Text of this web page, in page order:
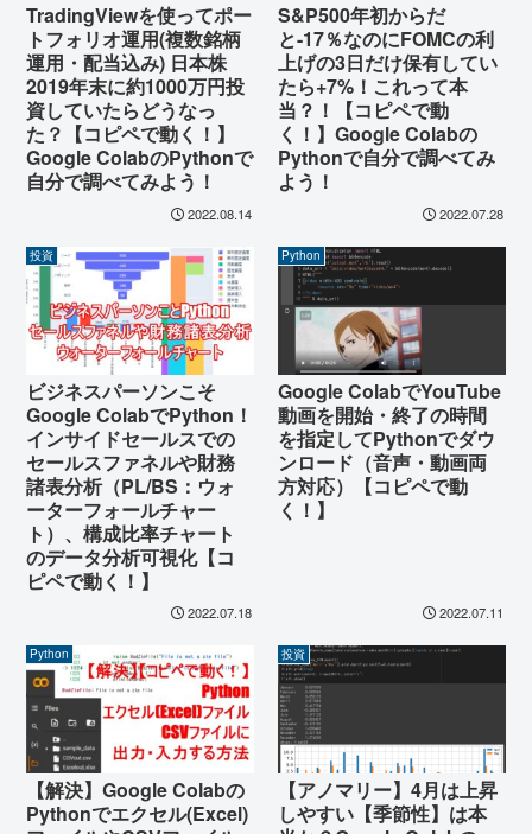
TradingViewを使ってポー
トフォリオ運用(複数銘柄
運用・配当込み) 日本株
2019年末に約1000万円投
資していたらどうなっ
た？【コピペで動く！】
Google ColabのPythonで
自分で調べてみよう！
2022.08.14
S&P500年初からだ
と-17％なのにFOMCの利
上げの3日だけ保有してい
たら+7%！これって本
当？！【コピペで動
く！】Google Colabの
Pythonで自分で調べてみ
よう！
2022.07.28
投資
ビジネスパーソンこそ
Google ColabでPython！
インサイドセールスでの
セールスファネルや財務
諸表分析（PL/BS：ウォ
ーターフォールチャー
ト）、構成比率チャート
のデータ分析可視化【コ
ピペで動く！】
2022.07.18
Python
Google ColabでYouTube
動画を開始・終了の時間
を指定してPythonでダウ
ンロード（音声・動画両
方対応）【コピペで動
く！】
2022.07.11
Python
【解決】Google Colabの
Pythonでエクセル(Excel)
投資
【アノマリー】4月は上昇
しやすい【季節性】は本